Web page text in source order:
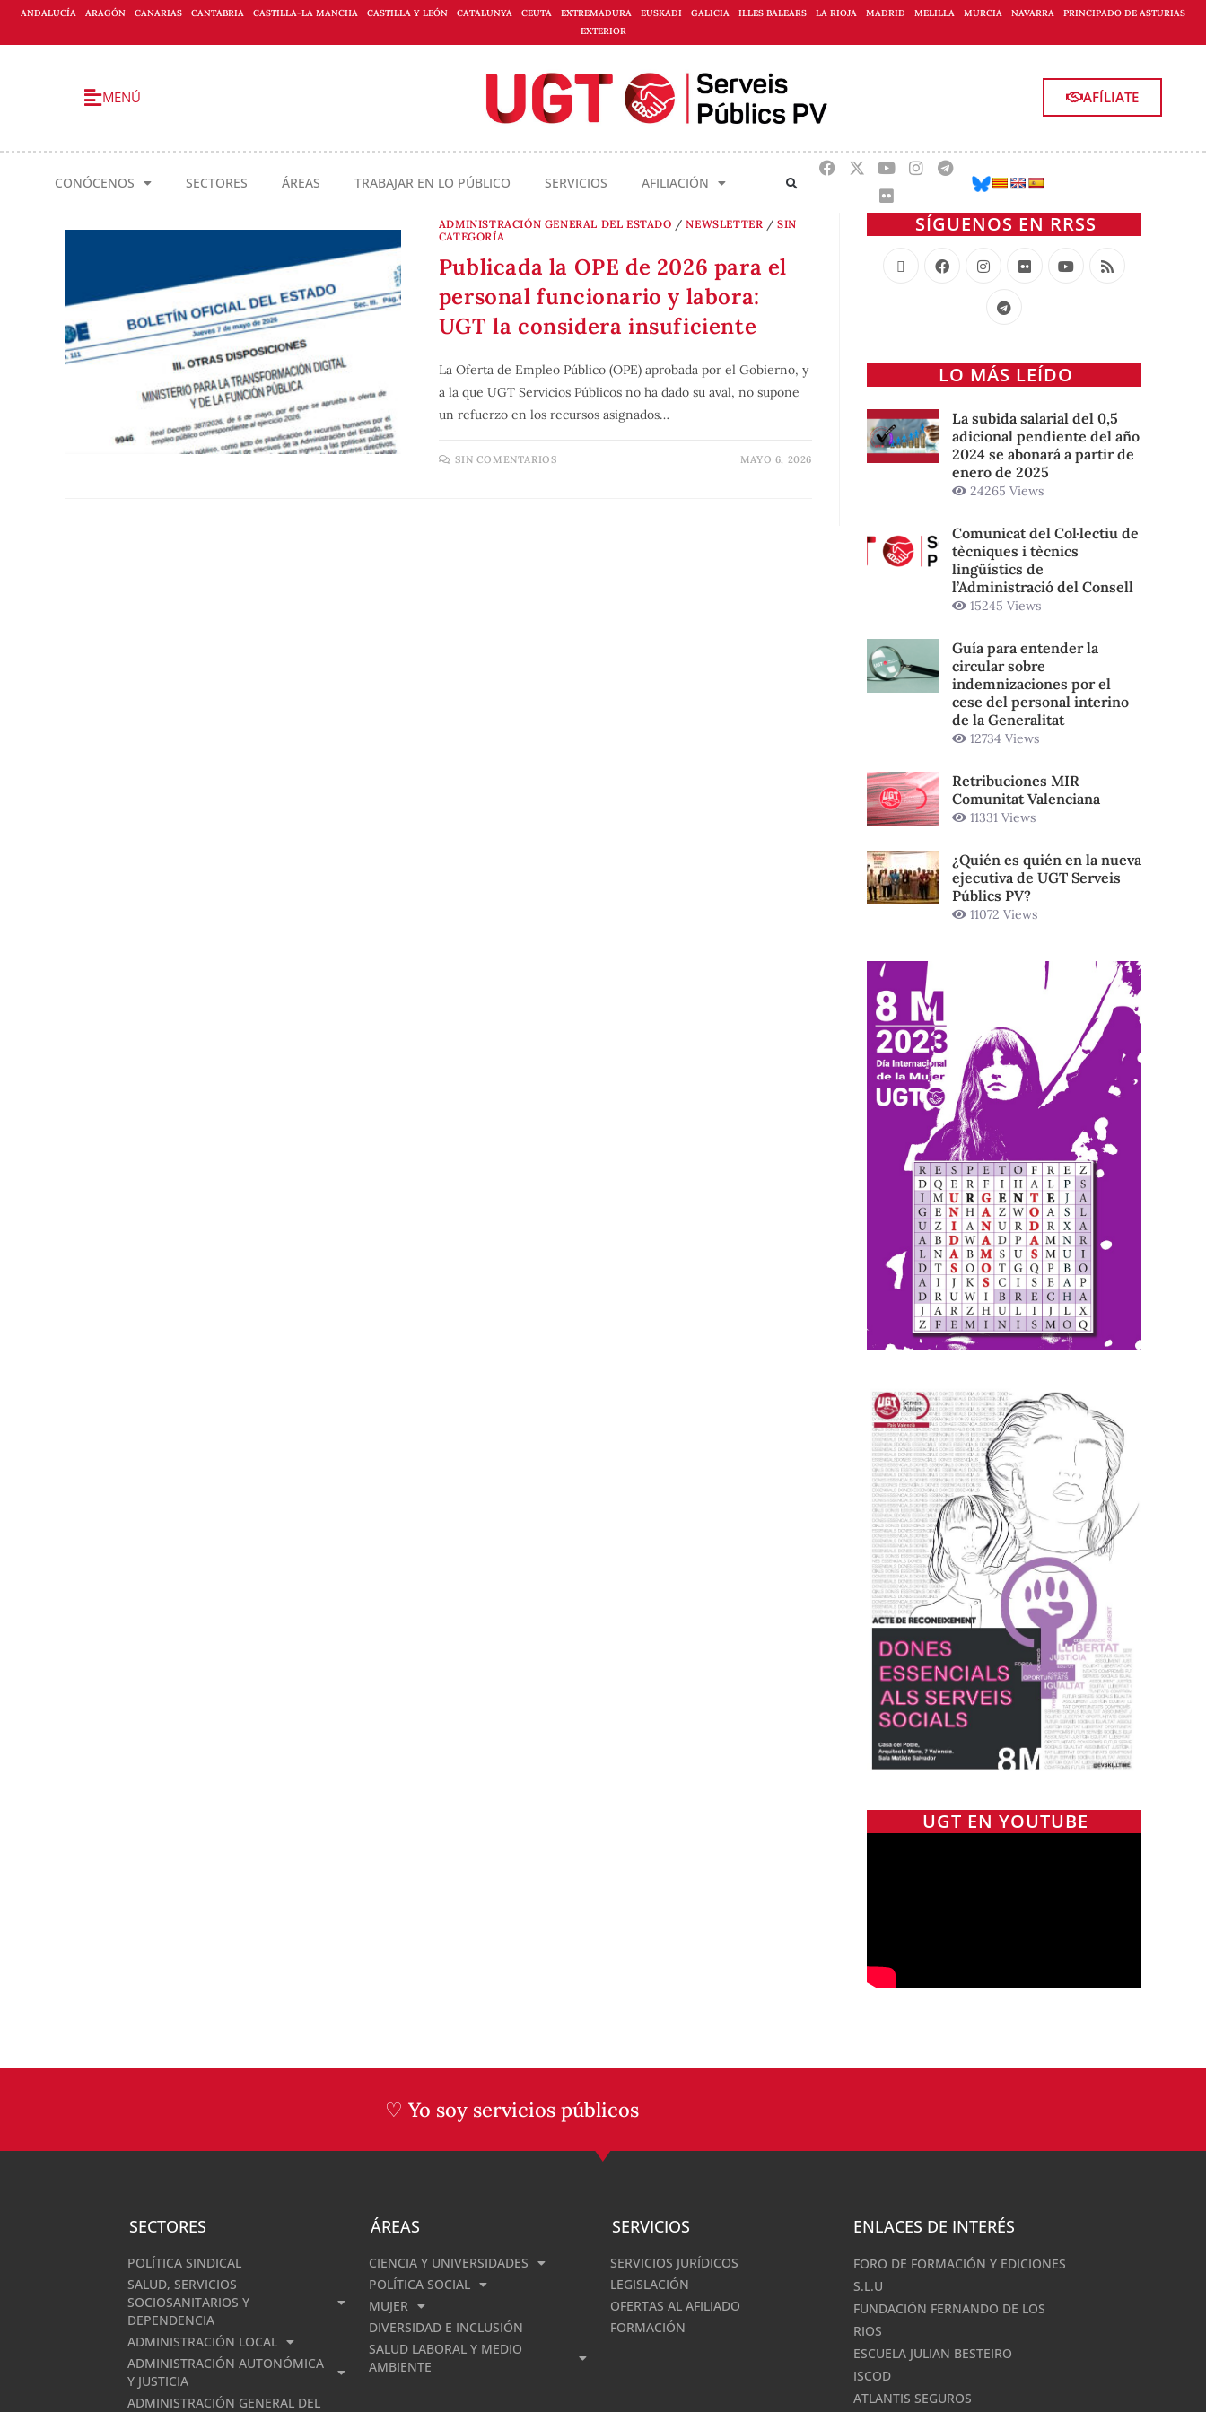
ANDALUCÍA ARAGÓN CANARIAS CANTABRIA CASTILLA-LA MANCHA CASTILLA Y LEÓN CATALUNYA CEUTA EXTREMADURA EUSKADI GALICIA ILLES BALEARS LA RIOJA MADRID MELILLA MURCIA NAVARRA
PRINCIPADO DE ASTURIAS
EXTERIOR
MENÚ AFÍLIATE
CONÓCENOS SECTORES ÁREAS TRABAJAR EN LO PÚBLICO SERVICIOS AFILIACIÓN
ADMINISTRACIÓN GENERAL DEL ESTADO /NEWSLETTER /SIN
CATEGORÍA
Publicada la OPE de 2026 para el
personal funcionario y labora:
UGT la considera insuficiente
La Oferta de Empleo Público (OPE) aprobada por el Gobierno, y
a la que UGT Servicios Públicos no ha dado su aval, no supone
un refuerzo en los recursos asignados…
SIN COMENTARIOS MAYO 6, 2026
SÍGUENOS EN RRSS
LO MÁS LEÍDO
La subida salarial del 0,5
adicional pendiente del año
2024 se abonará a partir de
enero de 2025
24265 Views
Comunicat del Col·lectiu de
tècniques i tècnics
lingüístics de
l’Administració del Consell
15245 Views
Guía para entender la
circular sobre
indemnizaciones por el
cese del personal interino
de la Generalitat
12734 Views
Retribuciones MIR
Comunitat Valenciana
11331 Views
¿Quién es quién en la nueva
ejecutiva de UGT Serveis
Públics PV?
11072 Views
UGT EN YOUTUBE
♡ Yo soy servicios públicos
SECTORES
POLÍTICA SINDICAL
SALUD, SERVICIOS
SOCIOSANITARIOS Y
DEPENDENCIA
ADMINISTRACIÓN LOCAL
ADMINISTRACIÓN AUTONÓMICA
Y JUSTICIA
ADMINISTRACIÓN GENERAL DEL
ÁREAS
CIENCIA Y UNIVERSIDADES
POLÍTICA SOCIAL
MUJER
DIVERSIDAD E INCLUSIÓN
SALUD LABORAL Y MEDIO
AMBIENTE
SERVICIOS
SERVICIOS JURÍDICOS
LEGISLACIÓN
OFERTAS AL AFILIADO
FORMACIÓN
ENLACES DE INTERÉS
FORO DE FORMACIÓN Y EDICIONES
S.L.U
FUNDACIÓN FERNANDO DE LOS
RIOS
ESCUELA JULIAN BESTEIRO
ISCOD
ATLANTIS SEGUROS